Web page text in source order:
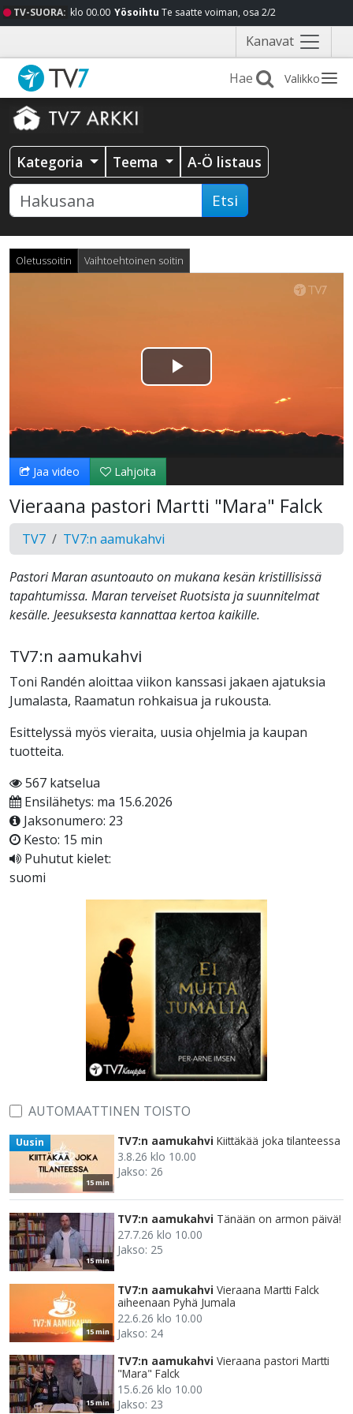
TV-SUORA: klo 00.00 Yösoihtu Te saatte voiman, osa 2/2
Kanavat Näytä
valikko
Valikko
Kategoria Teema A-Ö listaus
Etsi
Oletussoitin Vaihtoehtoinen soitin
Toista
Video
Jaa video Lahjoita
Vieraana pastori Martti "Mara" Falck
TV7 TV7:n aamukahvi
Pastori Maran asuntoauto on mukana kesän kristillisissä
tapahtumissa. Maran terveiset Ruotsista ja suunnitelmat
kesälle. Jeesuksesta kannattaa kertoa kaikille.
TV7:n aamukahvi
Toni Randén aloittaa viikon kanssasi jakaen ajatuksia
Jumalasta, Raamatun rohkaisua ja rukousta.
Esittelyssä myös vieraita, uusia ohjelmia ja kaupan
tuotteita.
567 katselua
Ensilähetys: ma 15.6.2026
Jaksonumero: 23
Kesto: 15 min
Puhutut kielet:
suomi
AUTOMAATTINEN TOISTO
15 min
Uusin TV7:n aamukahvi Kiittäkää joka tilanteessa
3.8.26 klo 10.00
Jakso: 26
15 min
TV7:n aamukahvi Tänään on armon päivä!
27.7.26 klo 10.00
Jakso: 25
15 min
TV7:n aamukahvi Vieraana Martti Falck
aiheenaan Pyhä Jumala
22.6.26 klo 10.00
Jakso: 24
15 min
TV7:n aamukahvi Vieraana pastori Martti
"Mara" Falck
15.6.26 klo 10.00
Jakso: 23